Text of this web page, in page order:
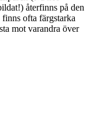
återfinns på den
ofta färgstarka
mot varandra över